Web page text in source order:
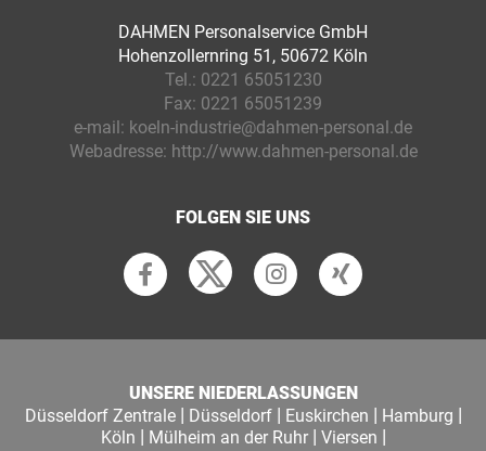
DAHMEN Personalservice GmbH
Hohenzollernring 51, 50672 Köln
Tel.: 0221 65051230
Fax: 0221 65051239
e-mail: koeln-industrie@dahmen-personal.de
Webadresse: http://www.dahmen-personal.de
FOLGEN SIE UNS
UNSERE NIEDERLASSUNGEN
Düsseldorf Zentrale| Düsseldorf| Euskirchen | Hamburg |
Köln | Mülheim an der Ruhr| Viersen |